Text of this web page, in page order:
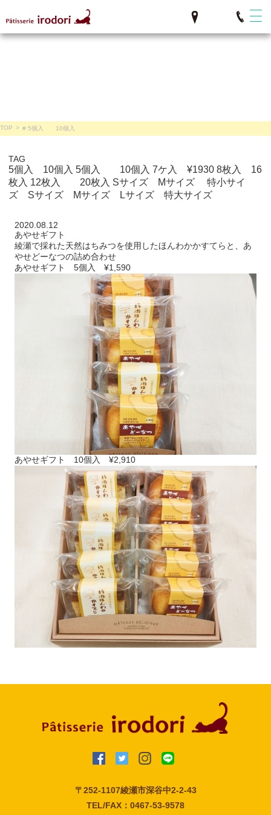
TOP > # 5個入 10個入
TAG
5個入 10個入 5個入 10個入 7ケ入 ¥1930 8枚入 16
枚入 12枚入 20枚入 Sサイズ Mサイズ
特小サイ
ズ Sサイズ Mサイズ Lサイズ 特大サイズ
2020.08.12
あやせギフト
綾瀬で採れた天然はちみつを使用したほんわかかすてらと、あ
やせどーなつの詰め合わせ
あやせギフト 5個入 ¥1,590
あやせギフト 10個入 ¥2,910
〒252-1107綾瀬市深谷中2-2-43
TEL/FAX：0467-53-9578